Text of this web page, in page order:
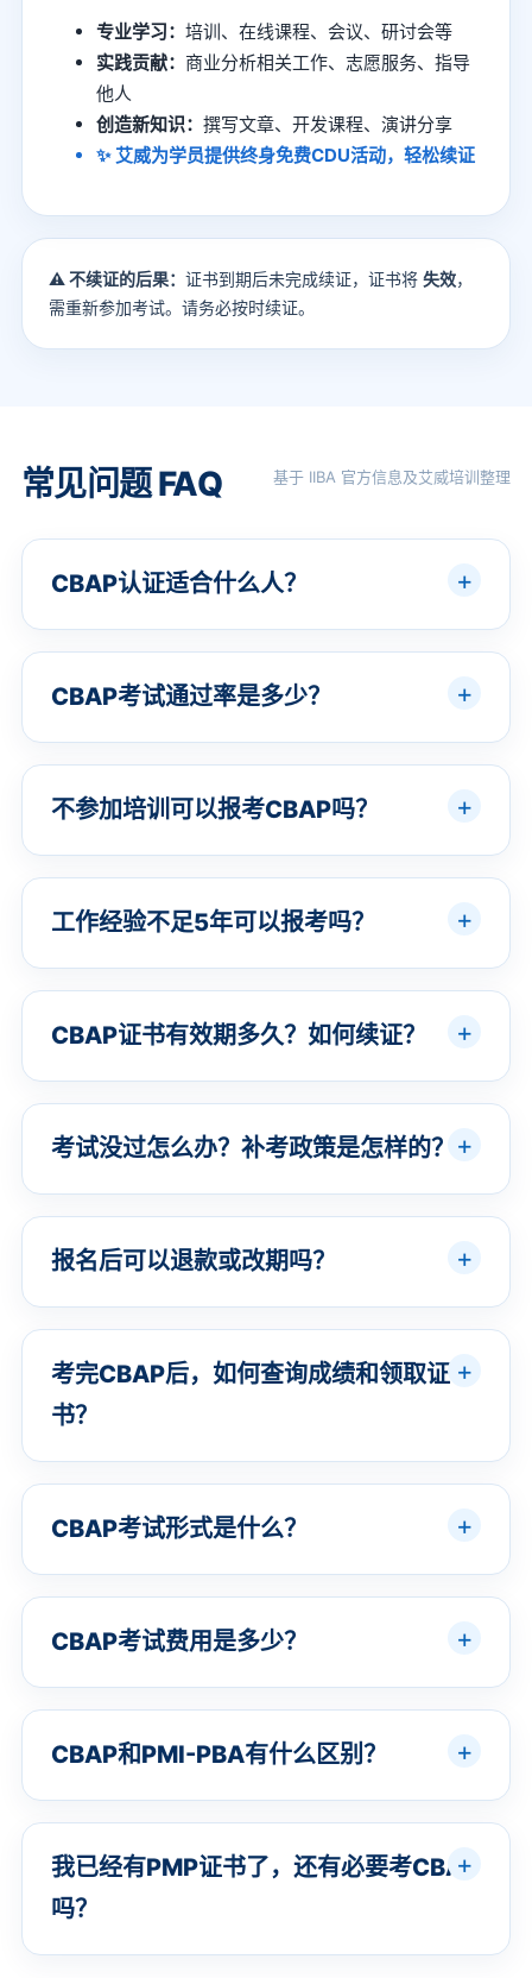
专业学习： 培训、在线课程、会议、研讨会等
实践贡献： 商业分析相关工作、志愿服务、指导
他人
创造新知识： 撰写文章、开发课程、演讲分享
✨ 艾威为学员提供终身免费CDU活动，轻松续证
⚠️ 不续证的后果： 证书到期后未完成续证，证书将 失效，
需重新参加考试。请务必按时续证。
常见问题 FAQ 基于 IIBA 官方信息及艾威培训整理
CBAP认证适合什么人？
CBAP考试通过率是多少？
不参加培训可以报考CBAP吗？
工作经验不足5年可以报考吗？
CBAP证书有效期多久？如何续证？
考试没过怎么办？补考政策是怎样的？
报名后可以退款或改期吗？
考完CBAP后，如何查询成绩和领取证
书？
CBAP考试形式是什么？
CBAP考试费用是多少？
CBAP和PMI-PBA有什么区别？
我已经有PMP证书了，还有必要考CBAP
吗？